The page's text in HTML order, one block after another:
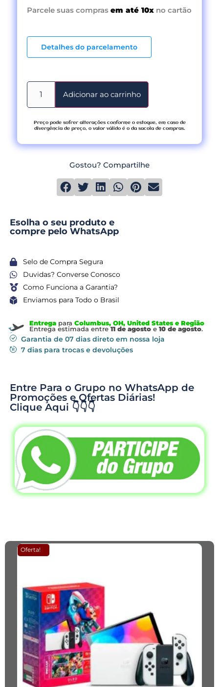
Parcele suas compras em até 10x no cartão
Detalhes do parcelamento
Adicionar ao carrinho
Preço pode sofrer alterações conforme o estoque, em caso de
divergência de preço, o valor válido é o da sacola de compras.
Gostou? Compartilhe
Esolha o seu produto e
compre pelo WhatsApp
Selo de Compra Segura
Duvidas? Converse Conosco
Como Funciona a Garantia?
Enviamos para Todo o Brasil
Entrega para Columbus, OH, United States e Região
Entrega estimada entre11 de agosto e 10 de agosto.
Garantia de 07 dias direto em nossa loja
7 dias para trocas e devoluções
Entre Para o Grupo no WhatsApp de
Promoções e Ofertas Diárias!
Clique Aqui 👇👇👇
Oferta!